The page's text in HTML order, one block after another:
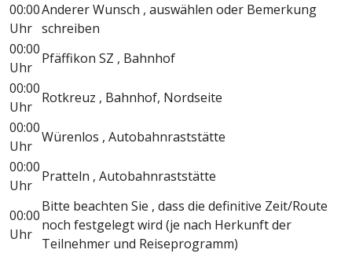
00:00
Uhr
Anderer Wunsch , auswählen oder Bemerkung
schreiben
00:00
Uhr
Pfäffikon SZ , Bahnhof
00:00
Uhr
Rotkreuz , Bahnhof, Nordseite
00:00
Uhr
Würenlos , Autobahnraststätte
00:00
Uhr
Pratteln , Autobahnraststätte
00:00
Uhr
Bitte beachten Sie , dass die definitive Zeit/Route
noch festgelegt wird (je nach Herkunft der
Teilnehmer und Reiseprogramm)